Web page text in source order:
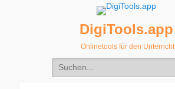
DigiTools.app
Onlinetools für den Unterricht
Suche
nach: